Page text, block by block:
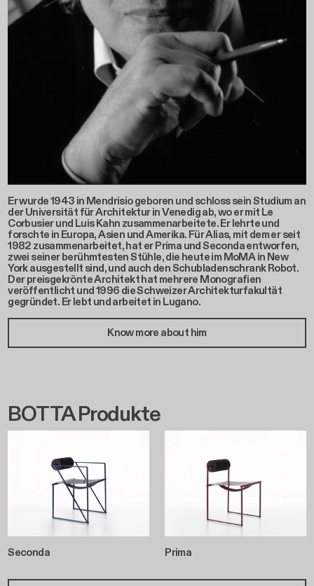
Er wurde 1943 in Mendrisio geboren und schloss sein Studium an
der Universität für Architektur in Venedig ab, wo er mit Le
Corbusier und Luis Kahn zusammenarbeitete. Er lehrte und
forschte in Europa, Asien und Amerika. Für Alias, mit dem er seit
1982 zusammenarbeitet, hat er Prima und Seconda entworfen,
zwei seiner berühmtesten Stühle, die heute im MoMA in New
York ausgestellt sind, und auch den Schubladenschrank Robot.
Der preisgekrönte Architekt hat mehrere Monografien
veröffentlicht und 1996 die Schweizer Architekturfakultät
gegründet. Er lebt und arbeitet in Lugano.
Know more about him
BOTTA Produkte
Seconda Prima